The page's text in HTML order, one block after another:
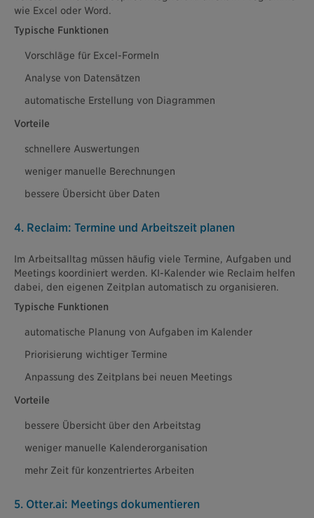
wie Excel oder Word.
Typische Funktionen
Vorschläge für Excel-Formeln
Analyse von Datensätzen
automatische Erstellung von Diagrammen
Vorteile
schnellere Auswertungen
weniger manuelle Berechnungen
bessere Übersicht über Daten
4. Reclaim: Termine und Arbeitszeit planen
Im Arbeitsalltag müssen häufig viele Termine, Aufgaben und
Meetings koordiniert werden. KI-Kalender wie Reclaim helfen
dabei, den eigenen Zeitplan automatisch zu organisieren.
Typische Funktionen
automatische Planung von Aufgaben im Kalender
Priorisierung wichtiger Termine
Anpassung des Zeitplans bei neuen Meetings
Vorteile
bessere Übersicht über den Arbeitstag
weniger manuelle Kalenderorganisation
mehr Zeit für konzentriertes Arbeiten
5. Otter.ai: Meetings dokumentieren